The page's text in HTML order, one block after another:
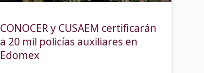
CONOCER y CUSAEM certificarán
a 20 mil policías auxiliares en
Edomex